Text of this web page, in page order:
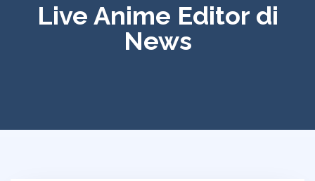
Live Anime Editor di
News